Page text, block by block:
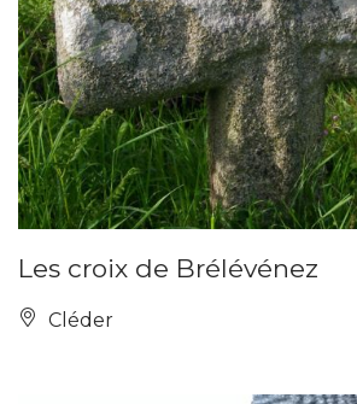
Les croix de Brélévénez
Cléder